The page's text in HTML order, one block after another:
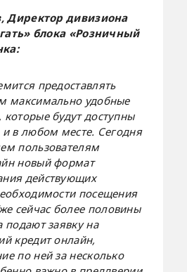
Директор дивизиона
блока «Розничный
предоставлять
максимально удобные
которые будут доступны
в любом месте. Сегодня
пользователям
новый формат
действующих
посещения
сейчас более половины
подают заявку на
кредит онлайн,
по ней за несколько